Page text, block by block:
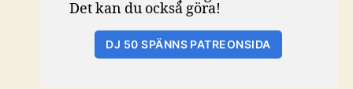
Det kan du också göra!
DJ 50 SPÄNNS PATREONSIDA